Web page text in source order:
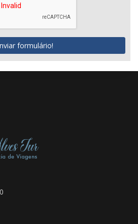
formulário!